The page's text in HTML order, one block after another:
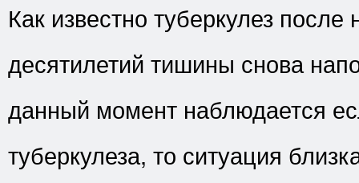
Как известно туберкулез после
десятилетий тишины снова
данный момент наблюдается
туберкулеза, то ситуация